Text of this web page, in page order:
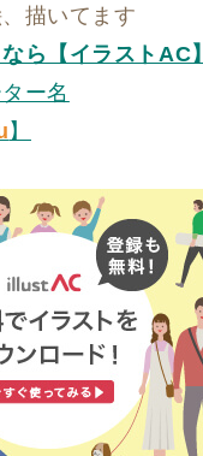
描いてます
ら【イラストAC】
ー名
】